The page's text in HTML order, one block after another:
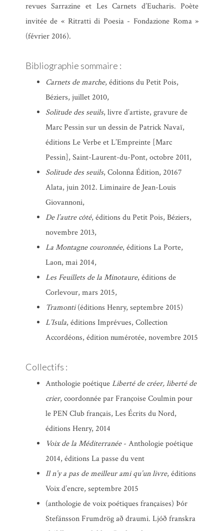
Dans le jardin des simples
revues Sarrazine et Les Carnets d’Eucharis. Poète
invitée de « Ritratti di Poesia - Fondazione Roma »
(février 2016).
Bibliographie sommaire :
Carnets de marche, éditions du Petit Pois,
Béziers, juillet 2010,
Solitude des seuils, livre d’artiste, gravure de
Marc Pessin sur un dessin de Patrick Navaï,
éditions Le Verbe et L’Empreinte [Marc
Pessin], Saint-Laurent-du-Pont, octobre 2011,
Solitude des seuils, Colonna Édition, 20167
Alata, juin 2012. Liminaire de Jean-Louis
Giovannoni,
De l’autre côté, éditions du Petit Pois, Béziers,
novembre 2013,
La Montagne couronnée, éditions La Porte,
Laon, mai 2014,
Les Feuillets de la Minotaure, éditions de
Corlevour, mars 2015,
Tramonti(éditions Henry, septembre 2015)
L’Isula, éditions Imprévues, Collection
Accordéons, édition numérotée, novembre 2015
Collectifs :
Anthologie poétiqueLiberté de créer, liberté de
crier, coordonnée par Françoise Coulmin pour
le PEN Club français, Les Écrits du Nord,
éditions Henry, 2014
Voix de la Méditerranée- Anthologie poétique
2014, éditions La passe du vent
Il n’y a pas de meilleur ami qu’un livre, éditions
Voix d’encre, septembre 2015
(anthologie de voix poétiques françaises) Þór
Stefánsson Frumdrög að draumi. Ljóð franskra